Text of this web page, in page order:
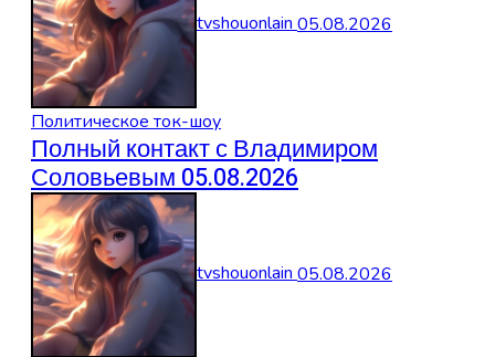
tvshouonlain05.08.2026
Политическое ток-шоу
Полный контакт с Владимиром
Соловьевым 05.08.2026
tvshouonlain05.08.2026